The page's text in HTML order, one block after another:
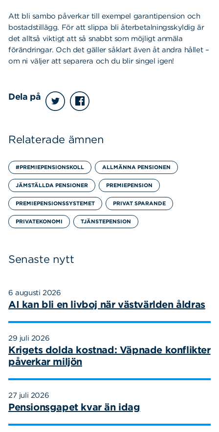
Att bli sambo påverkar till exempel garantipension och
bostadstillägg. För att slippa bli återbetalningsskyldig är
det alltså viktigt att så snabbt som möjligt anmäla
förändringar. Och det gäller såklart även åt andra hållet –
om ni väljer att separera och du blir singel igen!
Dela på
Relaterade ämnen
#PREMIEPENSIONSKOLL ALLMÄNNA PENSIONEN
JÄMSTÄLLDA PENSIONER PREMIEPENSION
PREMIEPENSIONSSYSTEMET PRIVAT SPARANDE
PRIVATEKONOMI TJÄNSTEPENSION
Senaste nytt
6 augusti 2026
AI kan bli en livboj när västvärlden åldras
29 juli 2026
Krigets dolda kostnad: Väpnade konflikter
påverkar miljön
27 juli 2026
Pensionsgapet kvar än idag
Sök på sidan:
Sök
efter: